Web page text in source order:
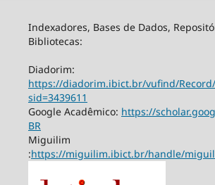
Indexadores, Bases de Dados,
Bibliotecas:
Diadorim:
https://diadorim.ibict.br/vufind/Record/
sid=3439611
Google Acadêmico: https://
BR
Miguilim
:https://miguilim.ibict.br/handle/